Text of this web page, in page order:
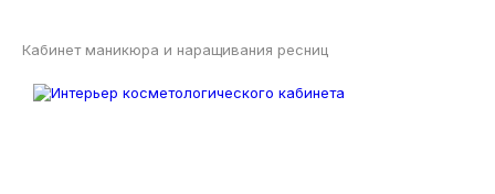
Кабинет маникюра и наращивания ресниц